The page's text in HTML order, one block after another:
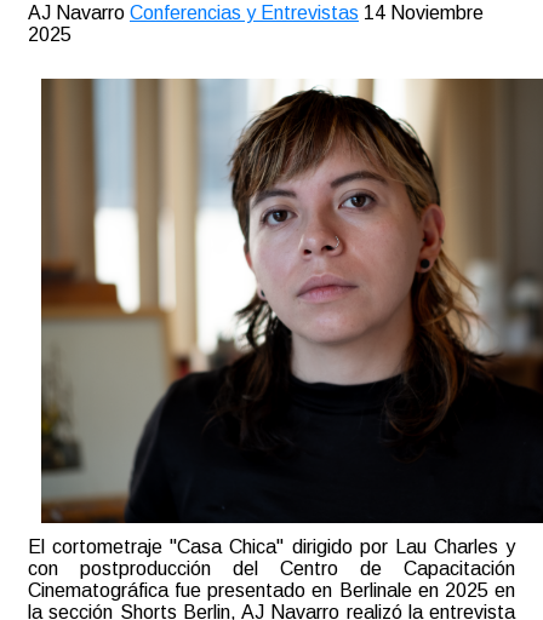
AJ Navarro Conferencias y Entrevistas 14 Noviembre
2025
El cortometraje "Casa Chica" dirigido por Lau Charles y
con postproducción del Centro de Capacitación
Cinematográfica fue presentado en Berlinale en 2025 en
la sección Shorts Berlin, AJ Navarro realizó la entrevista